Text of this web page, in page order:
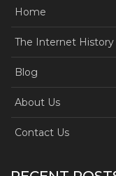
Home
The Internet History
Blog
About Us
Contact Us